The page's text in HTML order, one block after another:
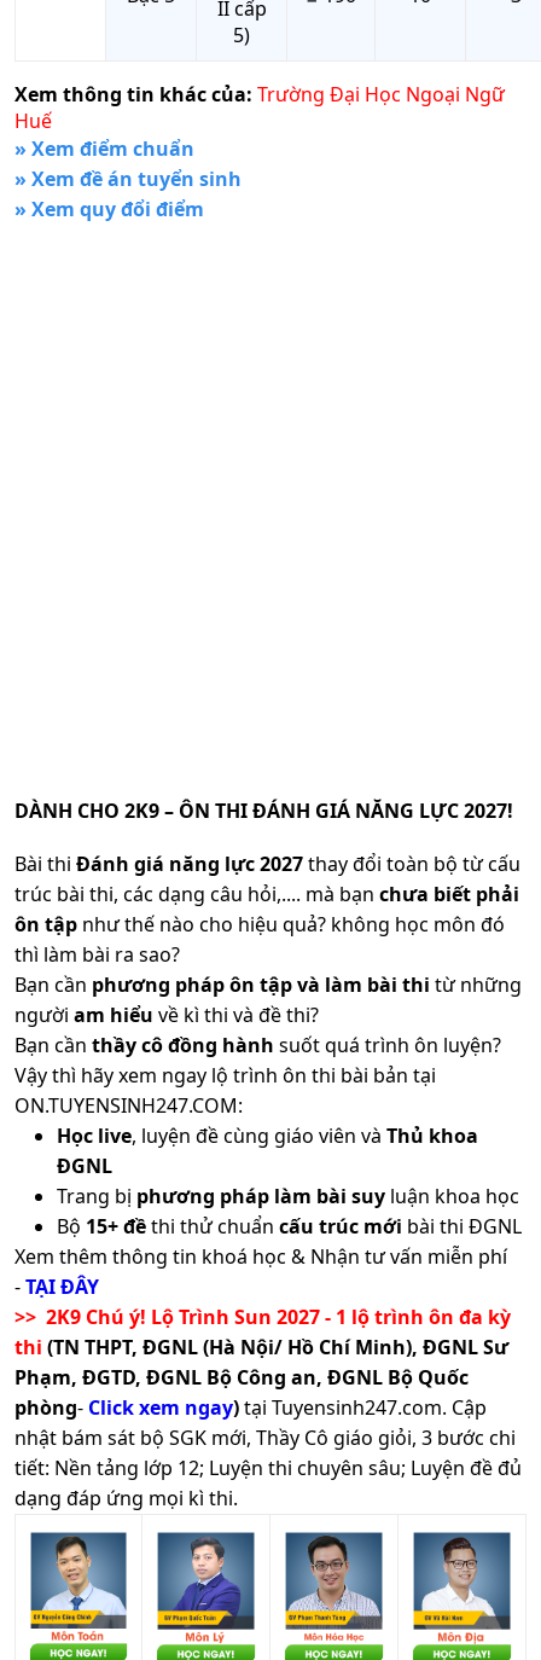
II cấp
5)
Xem thông tin khác của: Trường Đại Học Ngoại Ngữ
Huế
» Xem điểm chuẩn
» Xem đề án tuyển sinh
» Xem quy đổi điểm
DÀNH CHO 2K9 – ÔN THI ĐÁNH GIÁ NĂNG LỰC 2027!
Bài thi Đánh giá năng lực 2027thay đổi toàn bộ từ cấu
trúc bài thi, các dạng câu hỏi,.... mà bạn chưa biết phải
ôn tập như thế nào cho hiệu quả? không học môn đó
thì làm bài ra sao?
Bạn cần phương pháp ôn tập và làm bài thi từ những
người am hiểu về kì thi và đề thi?
Bạn cần thầy cô đồng hành suốt quá trình ôn luyện?
Vậy thì hãy xem ngay lộ trình ôn thi bài bản tại
ON.TUYENSINH247.COM:
Học live, luyện đề cùng giáo viên và Thủ khoa
ĐGNL
Trang bị phương pháp làm bài suy luận khoa học
Bộ 15+ đềthi thử chuẩn cấu trúc mới bài thi ĐGNL
Xem thêm thông tin khoá học & Nhận tư vấn miễn phí
-TẠI ĐÂY
>> 2K9 Chú ý! Lộ Trình Sun 2027 - 1 lộ trình ôn đa kỳ
thi (TN THPT, ĐGNL (Hà Nội/ Hồ Chí Minh), ĐGNL Sư
Phạm, ĐGTD, ĐGNL Bộ Công an, ĐGNL Bộ Quốc
phòng- Click xem ngay)tại Tuyensinh247.com. Cập
nhật bám sát bộ SGK mới, Thầy Cô giáo giỏi, 3 bước chi
tiết: Nền tảng lớp 12; Luyện thi chuyên sâu; Luyện đề đủ
dạng đáp ứng mọi kì thi.